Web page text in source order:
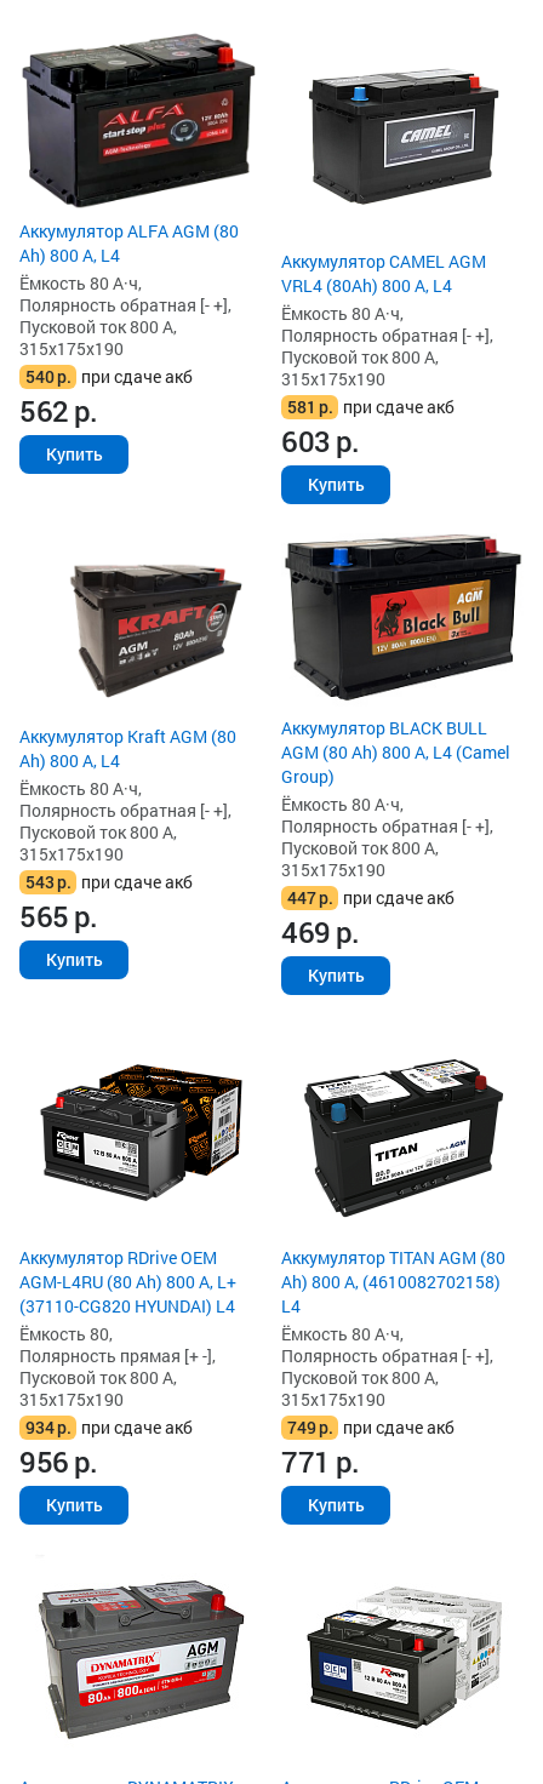
Аккумулятор ALFA AGM (80
Ah) 800 А, L4
Ёмкость 80 А·ч,
Полярность обратная [- +],
Пусковой ток 800 А,
315x175x190
540р. при сдаче акб
562р.
Купить
Аккумулятор CAMEL AGM
VRL4 (80Ah) 800 А, L4
Ёмкость 80 А·ч,
Полярность обратная [- +],
Пусковой ток 800 А,
315x175x190
581 р. при сдаче акб
603р.
Купить
Аккумулятор Kraft AGM (80
Ah) 800 А, L4
Ёмкость 80 А·ч,
Полярность обратная [- +],
Пусковой ток 800 А,
315x175x190
543р. при сдаче акб
565р.
Купить
Аккумулятор BLACK BULL
AGM (80 Ah) 800 А, L4 (Camel
Group)
Ёмкость 80 А·ч,
Полярность обратная [- +],
Пусковой ток 800 А,
315x175x190
447р. при сдаче акб
469р.
Купить
Аккумулятор RDrive OEM
AGM-L4RU (80 Ah) 800 А, L+
(37110-CG820 HYUNDAI) L4
Ёмкость 80,
Полярность прямая [+ -],
Пусковой ток 800 А,
315x175x190
934р. при сдаче акб
956р.
Купить
Аккумулятор TITAN AGM (80
Ah) 800 А, (4610082702158)
L4
Ёмкость 80 А·ч,
Полярность обратная [- +],
Пусковой ток 800 А,
315x175x190
749р. при сдаче акб
771 р.
Купить